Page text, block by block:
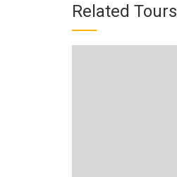
Related Tours